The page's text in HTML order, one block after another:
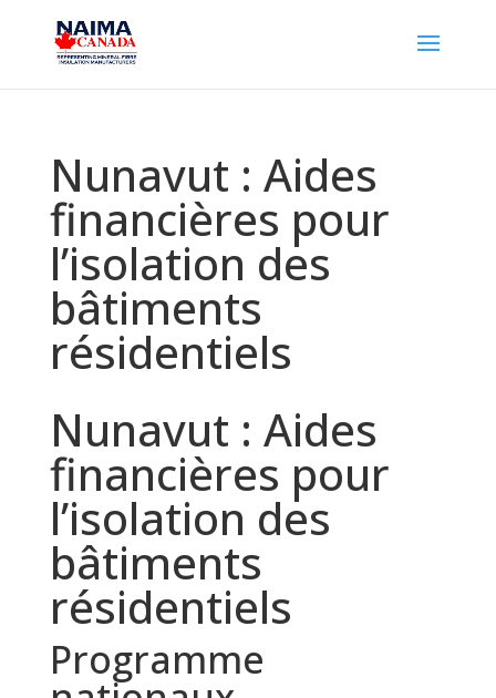
Nunavut : Aides
financières pour
l’isolation des
bâtiments
résidentiels
Nunavut : Aides
financières pour
l’isolation des
bâtiments
résidentiels
Programme